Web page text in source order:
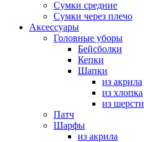
Сумки средние
Сумки через плечо
Аксессуары
Головные уборы
Бейсболки
Кепки
Шапки
из акрила
из хлопка
из шерсти
Патч
Шарфы
из акрила